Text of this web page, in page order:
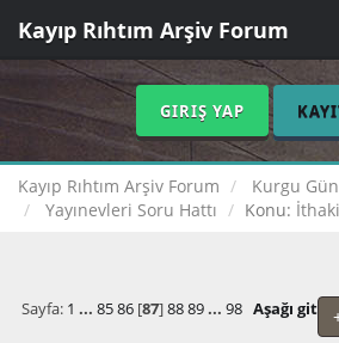
Kayıp Rıhtım Arşiv Forum
GIRIŞ YAP
Kayıp Rıhtım Arşiv Forum
Kurgu
Yayınevleri Soru Hattı
Konu:
Sayfa: 1 ... 85 86[87]88 89 ... 98 Aşağı git